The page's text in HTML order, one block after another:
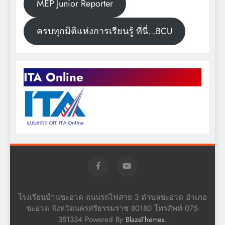
MEP Junior Reporter
ครบทุกมิติแห่งการเรียนรู้ ที่นี่...BCU
ITA Online
โรงเรียนบ้านชะอวด ถนนรถไฟสาย 3 ตำบลชะอวด อำเภอ
ชะอวด จังหวัดนครศรีธรรมราช 80180 โทรศัพท์ 075-
381334 Powered By BlazeThemes.